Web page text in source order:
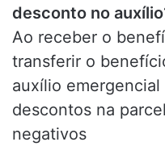
desconto no
Ao receber o
transferir o
auxílio
descontos na
negativos